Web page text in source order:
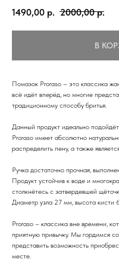
1490,00 р. 2000,00 р.
В
Помазок Proraso – это классика
всё идёт вперёд, но многие
традиционному способу бритья.
Данный продукт идеально
Proraso имеет абсолютно
распределить пену, а также
Ручка достаточно прочная,
Продукт устойчив к воде и
столкнётесь с затвердевшей
Диаметр узла 27 мм, высота кисти
Proraso – классика вне времени,
приятную привычку. Мы гордимся
представить возможность
месте.